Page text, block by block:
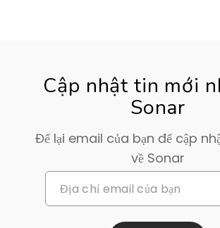
Cập nhật tin mới
Sonar
Để lại email của bạn để cập
về Sonar